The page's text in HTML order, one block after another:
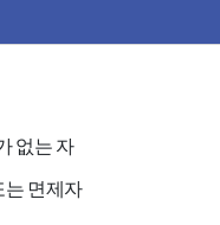
없는 자
는 면제자